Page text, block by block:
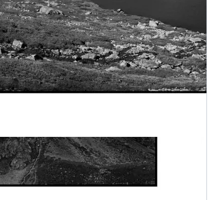
temps IV - Lac Laramon - Le royaume immobile des
montagnes
votre tirage d'art